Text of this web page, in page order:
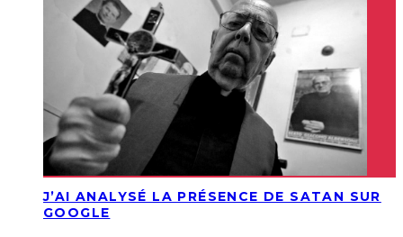
J’AI ANALYSÉ LA PRÉSENCE DE SATAN SUR
GOOGLE